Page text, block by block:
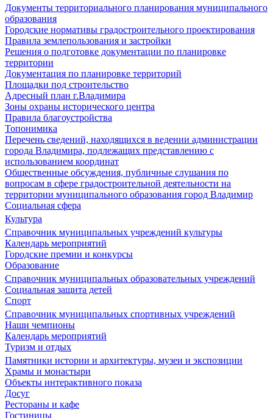
Документы территориального планирования муниципального
образования
Городские нормативы градостроительного проектирования
Правила землепользования и застройки
Решения о подготовке документации по планировке
территории
Документация по планировке территорий
Площадки под строительство
Адресный план г.Владимира
Зоны охраны исторического центра
Правила благоустройства
Топонимика
Перечень сведений, находящихся в ведении администрации
города Владимира, подлежащих представлению с
использованием координат
Общественные обсуждения, публичные слушания по
вопросам в сфере градостроительной деятельности на
территории муниципального образования город Владимир
Социальная сфера
Культура
Справочник муниципальных учреждений культуры
Календарь мероприятий
Городские премии и конкурсы
Образование
Справочник муниципальных образовательных учреждений
Социальная защита детей
Спорт
Справочник муниципальных спортивных учреждений
Наши чемпионы
Календарь мероприятий
Туризм и отдых
Памятники истории и архитектуры, музеи и экспозиции
Храмы и монастыри
Объекты интерактивного показа
Досуг
Рестораны и кафе
Гостиницы